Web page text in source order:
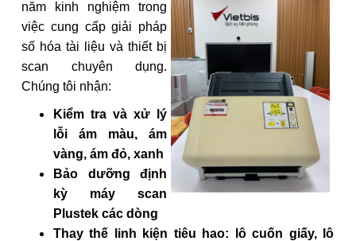
năm kinh nghiệm trong
việc cung cấp giải pháp
số hóa tài liệu và thiết bị
scan chuyên dụng.
Chúng tôi nhận:
Kiểm tra và xử lý
lỗi ám màu, ám
vàng, ám đỏ, xanh
Bảo dưỡng định
kỳ máy scan
Plustek các dòng
Thay thế linh kiện tiêu hao: lô cuốn giấy, lô